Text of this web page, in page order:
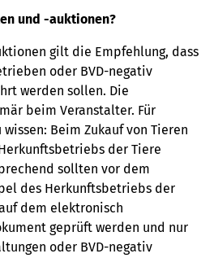
und -auktionen?
gilt die Empfehlung, dass
oder BVD-negativ
werden sollen. Die
beim Veranstalter. Für
Beim Zukauf von Tieren
der Tiere
sollten vor dem
des Herkunftsbetriebs der
dem elektronisch
geprüft werden und nur
oder BVD-negativ